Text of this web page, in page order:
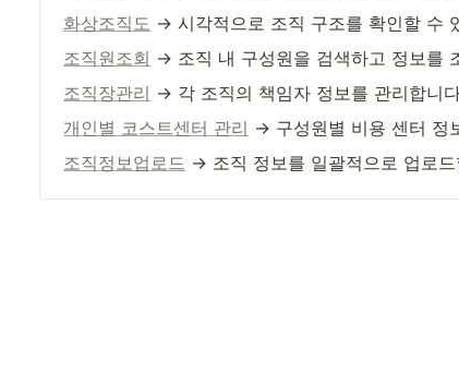
화상조직도 → 시각적으로 조직 구조를 확인할 수
조직원조회 → 조직 내 구성원을 검색하고 정보를
조직장관리 → 각 조직의 책임자 정보를 관리합니
개인별 코스트센터 관리 → 구성원별 비용 센터 정
조직정보업로드 → 조직 정보를 일괄적으로 업로